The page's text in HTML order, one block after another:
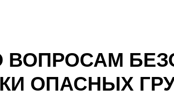
ВОПРОСАМ
ОПАСНЫХ